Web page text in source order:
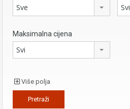
Sve Svi
Maksimalna cijena
Svi
Više polja